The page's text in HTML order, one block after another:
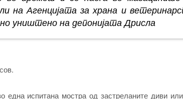
на Агенцијата за храна и
уништено на депонијата Дрисла
една испитана мостра од застреланите диви